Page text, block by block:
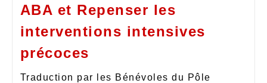
ABA et Repenser les
interventions intensives
précoces
Traduction par les Bénévoles du Pôle